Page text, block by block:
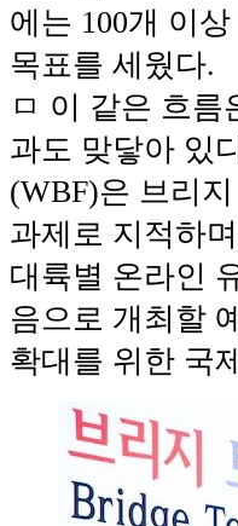
에는 100개 이
목표를 세웠다.
ㅁ 이 같은 흐름
과도 맞닿아 있
(WBF)은 브리
과제로 지적하
대륙별 온라인
음으로 개최할
확대를 위한 국